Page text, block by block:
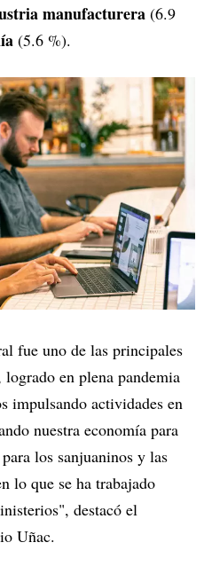
manufacturera (6.9
(5.6 %).
fue uno de las principales
en plena pandemia
impulsando actividades en
nuestra economía para
los sanjuaninos y las
lo que se ha trabajado
destacó el
Uñac.